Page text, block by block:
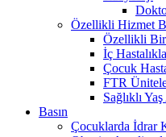
Özellikli Hizmet
Özellikli
İç
Çocuk
FTR
Sağlıklı
Basın
Çocuklarda İdrar